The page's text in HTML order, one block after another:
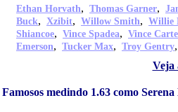
Ethan Horvath, Thomas Garner,
Buck, Xzibit, Willow Smith, Willie
Shiancoe, Vince Spadea, Vince
Emerson, Tucker Max, Troy Gentry,
Veja
Famosos medindo 1.63 como Serena